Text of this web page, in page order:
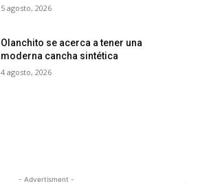
5 agosto, 2026
Olanchito se acerca a tener una
moderna cancha sintética
4 agosto, 2026
- Advertisment -